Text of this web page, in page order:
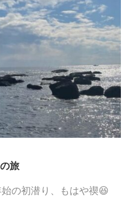
旅
の初潜り、もはや禊😆